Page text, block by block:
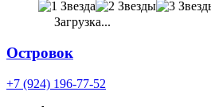
Загрузка...
Островок
+7 (924) 196-77-52